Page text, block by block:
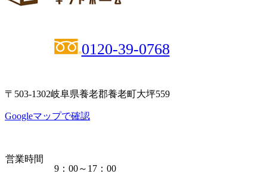
0120-39-0768
〒503-1302岐阜県養老郡養老町大坪559
Googleマップで確認
営業時間
9：00～17：00